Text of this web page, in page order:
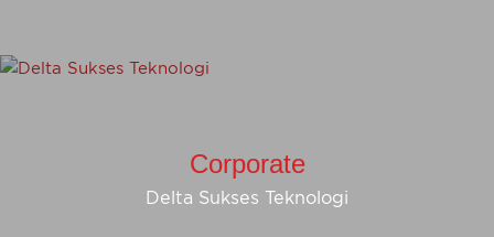
Corporate
Delta Sukses Teknologi